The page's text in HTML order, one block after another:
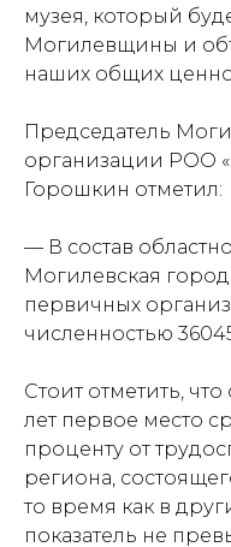
музея, который
Могилевщины и
наших общих
Председатель
организации РОО
Горошкин отметил:
— В состав
Могилевская
первичных
численностью
Стоит отметить,
лет первое место
проценту от
региона,
то время как в
показатель не